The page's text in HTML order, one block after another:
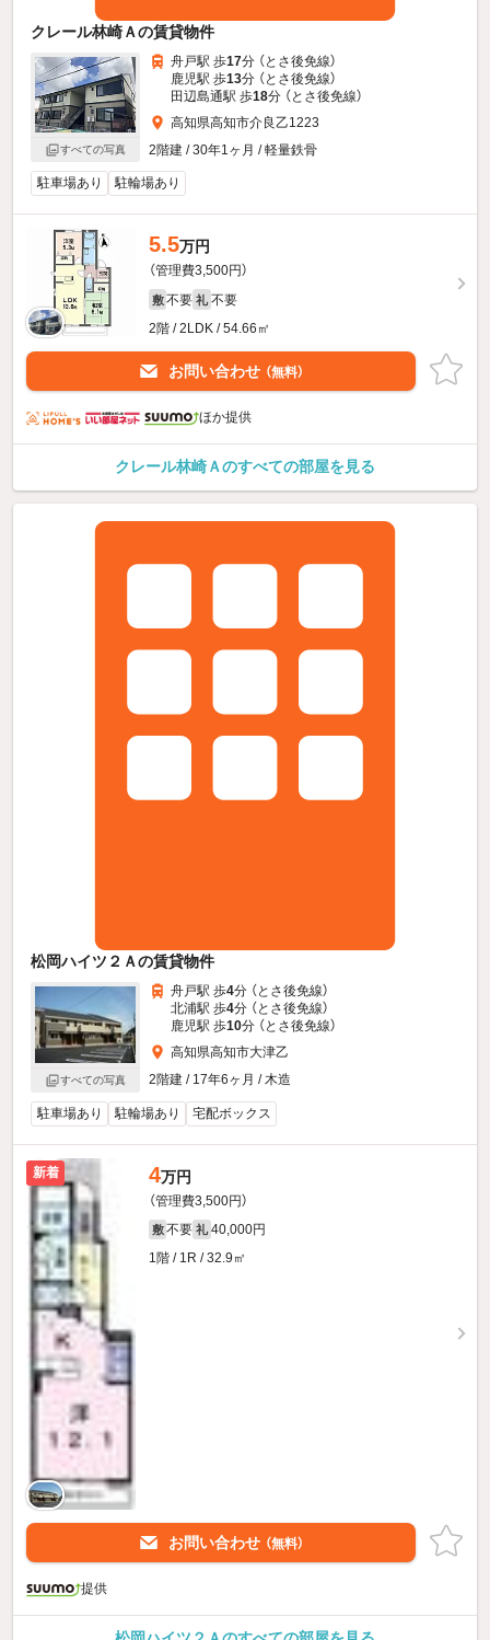
クレール林崎Ａの賃貸物件
すべての写真
舟戸駅 歩17分 （とさ後免線）
鹿児駅 歩13分 （とさ後免線）
田辺島通駅 歩18分 （とさ後免線）
高知県高知市介良乙1223
2階建 / 30年1ヶ月 / 軽量鉄骨
駐車場あり 駐輪場あり
5.5万円
（管理費3,500円）
敷 不要 礼 不要
2階 / 2LDK / 54.66㎡
お問い合わせ （無料）
ほか提供
クレール林崎Ａのすべての部屋を見る
松岡ハイツ２Ａの賃貸物件
すべての写真
舟戸駅 歩4分 （とさ後免線）
北浦駅 歩4分 （とさ後免線）
鹿児駅 歩10分 （とさ後免線）
高知県高知市大津乙
2階建 / 17年6ヶ月 / 木造
駐車場あり 駐輪場あり 宅配ボックス
新着 4万円
（管理費3,500円）
敷 不要 礼 40,000円
1階 / 1R / 32.9㎡
お問い合わせ （無料）
提供